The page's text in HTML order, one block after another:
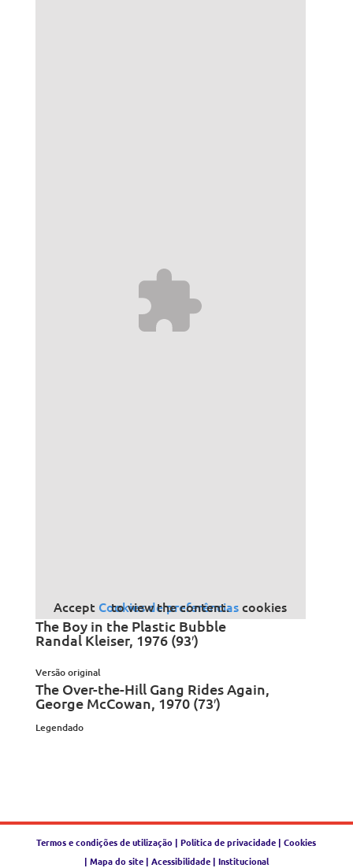
Accept Cookies de preferências
cookies to view the content.
The Boy in the Plastic Bubble
Randal Kleiser, 1976 (93′)
Versão original
The Over-the-Hill Gang Rides Again,
George McCowan, 1970 (73′)
Legendado
Termos e condições de utilização |Política de privacidade |Cookies
| Mapa do site| Acessibilidade| Institucional